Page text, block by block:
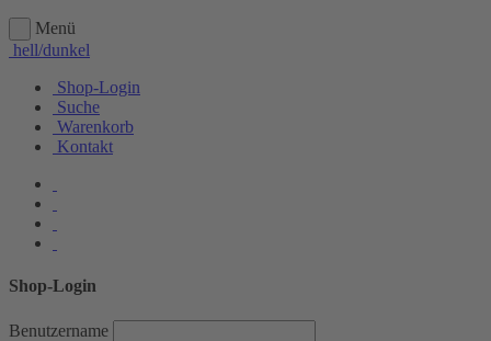
Menü
hell/dunkel
Shop-Login
Suche
Warenkorb
Kontakt
Shop-Login
Benutzername